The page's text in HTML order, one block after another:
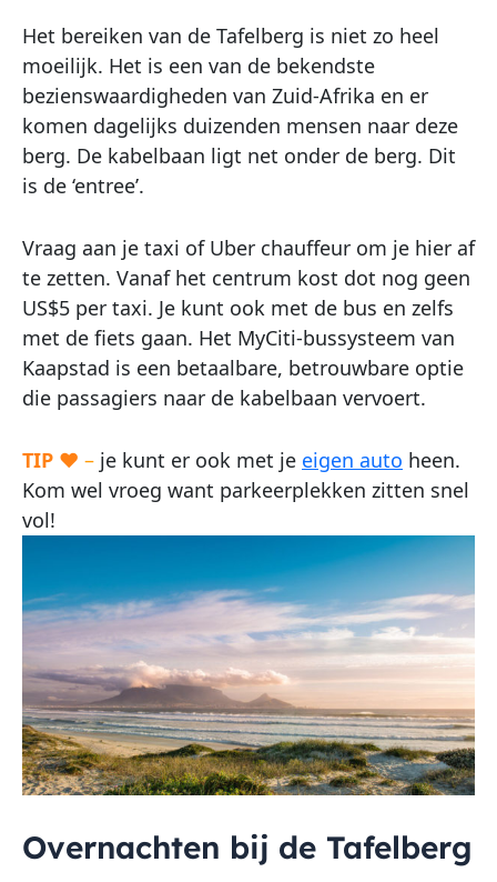
Het bereiken van de Tafelberg is niet zo heel
moeilijk. Het is een van de bekendste
bezienswaardigheden van Zuid-Afrika en er
komen dagelijks duizenden mensen naar deze
berg. De kabelbaan ligt net onder de berg. Dit
is de ‘entree’.
Vraag aan je taxi of Uber chauffeur om je hier af
te zetten. Vanaf het centrum kost dot nog geen
US$5 per taxi. Je kunt ook met de bus en zelfs
met de fiets gaan. Het MyCiti-bussysteem van
Kaapstad is een betaalbare, betrouwbare optie
die passagiers naar de kabelbaan vervoert.
TIP ♥ – je kunt er ook met je eigen auto heen.
Kom wel vroeg want parkeerplekken zitten snel
vol!
Overnachten bij de Tafelberg